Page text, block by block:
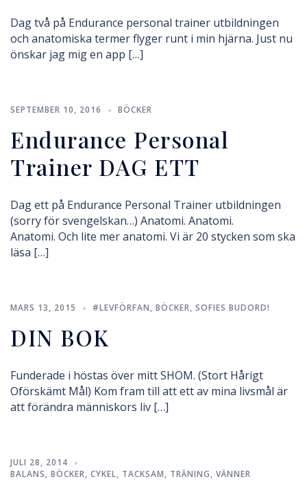
Dag två på Endurance personal trainer utbildningen
och anatomiska termer flyger runt i min hjärna. Just nu
önskar jag mig en app […]
SEPTEMBER 10, 2016 BÖCKER
Endurance Personal
Trainer DAG ETT
Dag ett på Endurance Personal Trainer utbildningen
(sorry för svengelskan…) Anatomi. Anatomi.
Anatomi. Och lite mer anatomi. Vi är 20 stycken som ska
läsa […]
MARS 13, 2015 #LEVFÖRFAN, BÖCKER, SOFIES BUDORD!
DIN BOK
Funderade i höstas över mitt SHOM. (Stort Hårigt
Oförskämt Mål) Kom fram till att ett av mina livsmål är
att förändra människors liv […]
JULI 28, 2014
BALANS, BÖCKER, CYKEL, TACKSAM, TRÄNING, VÄNNER